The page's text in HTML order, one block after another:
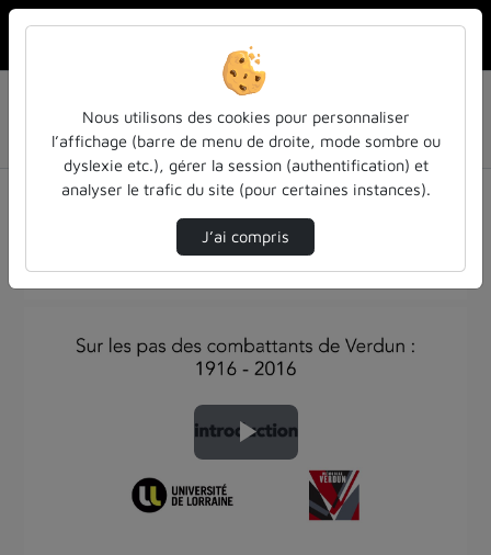
MOOC Verdun #1 - Sur les pas des combattants de
Verdun : 1916-2016
Introduction Du Mooc "Sur Les Pas Des Combat…
MOOC Verdun #1 - Sur les pas des
combattants de Verdun : 1916-2016
Description de la chaîne
Lire
Nous utilisons des cookies pour personnaliser
l’affichage (barre de menu de droite, mode sombre ou
dyslexie etc.), gérer la session (authentification) et
analyser le trafic du site (pour certaines instances).
J’ai compris